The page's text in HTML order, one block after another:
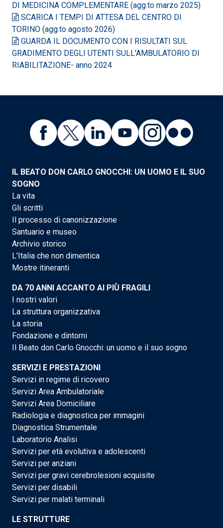
DI MEDICINA COMPLEMENTARE (agg.to marzo 2025)
SCARICA I TEMPI DI ATTESA DEL CENTRO DI
TORINO (agg.to agosto 2026)
GUARDA IL DOCUMENTO CON I RISULTATI SUL
GRADIMENTO DEGLI UTENTI SULL'AMBULATORIO DI
RIABILITAZIONE- anno 2024
IL BEATO DON CARLO GNOCCHI: UN UOMO E IL SUO
SOGNO
La vita
Gli scritti
Il processo di canonizzazione
Santuario e museo
Archivio storico
L'Italia che non dimentica
Mostre itineranti
DA 70 ANNI ACCANTO AI PIÙ FRAGILI
I nostri valori
La struttura organizzativa
La storia
Fondazione e dintorni
Il Beato don Carlo Gnocchi: un uomo e il suo sogno
SERVIZI E PRESTAZIONI
Servizi in regime di ricovero
Servizi Area Ambulatoriale
Servizi Area Domiciliare
Radiologia e diagnostica per immagini
Diagnostica Strumentale
Laboratorio Analisi
Servizi per età evolutiva e adolescenti
Servizi per anziani
Servizi per gravi cerebrolesioni acquisite
Servizi per disabili
Servizi per malati terminali
LE STRUTTURE